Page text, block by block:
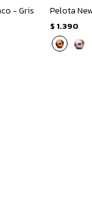
- Gris
$ 1.390